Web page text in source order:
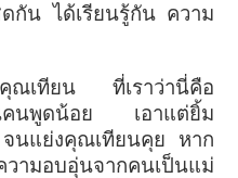
กัน ได้เรียนรู้กัน ความ
วคุณเทียน ที่เราว่านี่คือ
นคนพูดน้อย เอาแต่ยิ้ม
นแย่งคุณเทียนคุย หาก
ามอบอุ่นจากคนเป็นแม่